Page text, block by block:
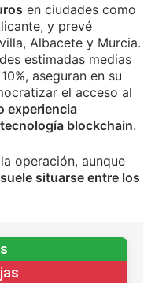
en ciudades como
y prevé
Albacete y Murcia.
estimadas medias
aseguran en su
el acceso al
experiencia
blockchain.
operación, aunque
situarse entre los